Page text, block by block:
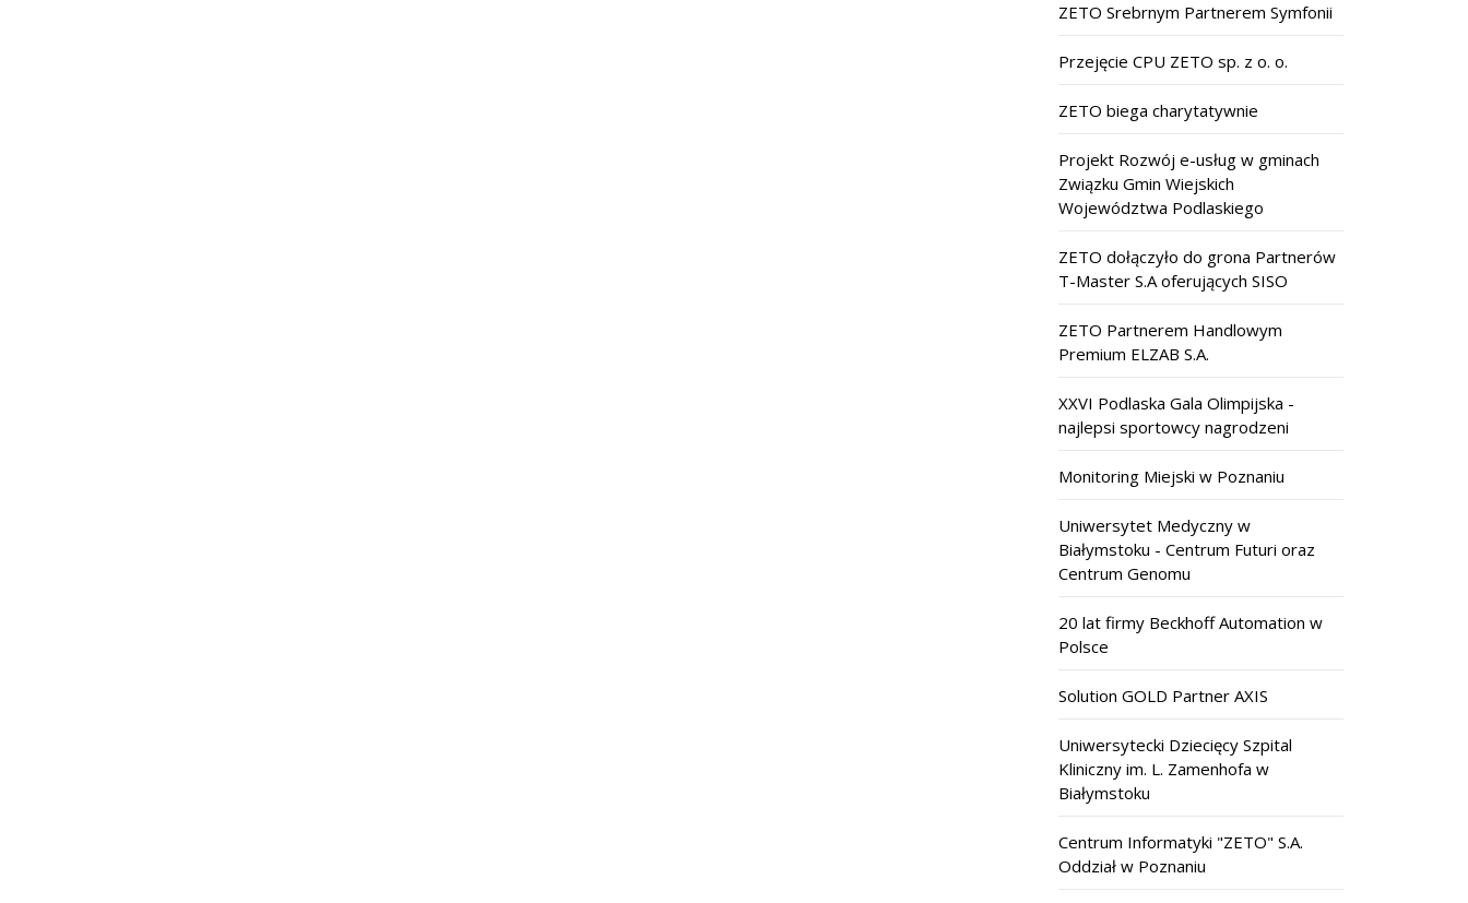
ZETO Srebrnym Partnerem Symfonii
Przejęcie CPU ZETO sp. z o. o.
ZETO biega charytatywnie
Projekt Rozwój e-usług w gminach
Związku Gmin Wiejskich
Województwa Podlaskiego
ZETO dołączyło do grona Partnerów
T-Master S.A oferujących SISO
ZETO Partnerem Handlowym
Premium ELZAB S.A.
XXVI Podlaska Gala Olimpijska -
najlepsi sportowcy nagrodzeni
Monitoring Miejski w Poznaniu
Uniwersytet Medyczny w
Białymstoku - Centrum Futuri oraz
Centrum Genomu
20 lat firmy Beckhoff Automation w
Polsce
Solution GOLD Partner AXIS
Uniwersytecki Dziecięcy Szpital
Kliniczny im. L. Zamenhofa w
Białymstoku
Centrum Informatyki "ZETO" S.A.
Oddział w Poznaniu